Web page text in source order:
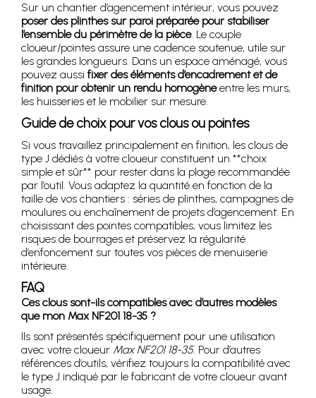
Sur un chantier d’agencement intérieur, vous pouvez
poser des plinthes sur paroi préparée pour stabiliser
l’ensemble du périmètre de la pièce. Le couple
cloueur/pointes assure une cadence soutenue, utile sur
les grandes longueurs. Dans un espace aménagé, vous
pouvez aussi fixer des éléments d’encadrement et de
finition pour obtenir un rendu homogèneentre les murs,
les huisseries et le mobilier sur mesure.
Guide de choix pour vos clous ou pointes
Si vous travaillez principalement en finition, les clous de
type J dédiés à votre cloueur constituent un **choix
simple et sûr** pour rester dans la plage recommandée
par l’outil. Vous adaptez la quantité en fonction de la
taille de vos chantiers : séries de plinthes, campagnes de
moulures ou enchaînement de projets d’agencement. En
choisissant des pointes compatibles, vous limitez les
risques de bourrages et préservez la régularité
d’enfoncement sur toutes vos pièces de menuiserie
intérieure.
FAQ
Ces clous sont-ils compatibles avec d’autres modèles
que mon Max NF201 18-35 ?
Ils sont présentés spécifiquement pour une utilisation
avec votre cloueur Max NF201 18-35. Pour d’autres
références d’outils, vérifiez toujours la compatibilité avec
le type J indiqué par le fabricant de votre cloueur avant
usage.